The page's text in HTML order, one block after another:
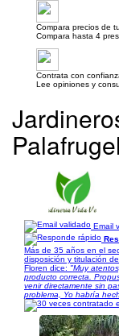
Compara precios de
Compara hasta 4
Contrata con
Lee opiniones y
Email
Más de 35 años en el
disposición y titulación
Floren dice: "Muy
producto correcta.
venir directamente sin
problema, Yo habría